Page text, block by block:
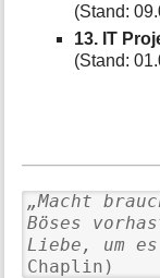
(Stand:
13. IT
(Stand:
„Macht
Böses
Liebe, um
Chaplin)